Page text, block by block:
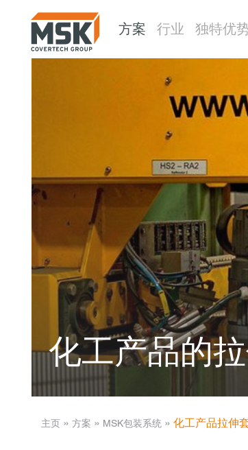
方案 行业 独特优
化工产品的
主页­ » ­ 方案 ­ » ­ MSK包装系统­ » ­ 化工产品拉伸